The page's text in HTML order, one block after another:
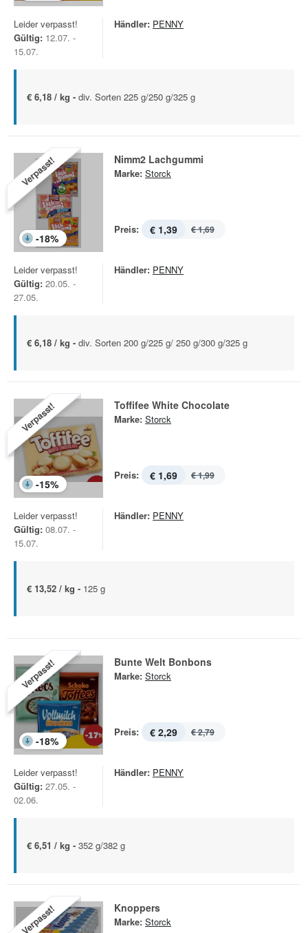
Leider verpasst!
Gültig: 12.07. -
15.07.
Händler: PENNY
€ 6,18 / kg - div. Sorten 225 g/250 g/325 g
Verpasst!
-18%
Nimm2 Lachgummi
Marke: Storck
Preis: € 1,39 € 1,69
Leider verpasst!
Gültig: 20.05. -
27.05.
Händler: PENNY
€ 6,18 / kg - div. Sorten 200 g/225 g/ 250 g/300 g/325 g
Verpasst!
-15%
Toffifee White Chocolate
Marke: Storck
Preis: € 1,69 € 1,99
Leider verpasst!
Gültig: 08.07. -
15.07.
Händler: PENNY
€ 13,52 / kg - 125 g
Verpasst!
-18%
Bunte Welt Bonbons
Marke: Storck
Preis: € 2,29 € 2,79
Leider verpasst!
Gültig: 27.05. -
02.06.
Händler: PENNY
€ 6,51 / kg - 352 g/382 g
Verpasst! Knoppers
Marke: Storck